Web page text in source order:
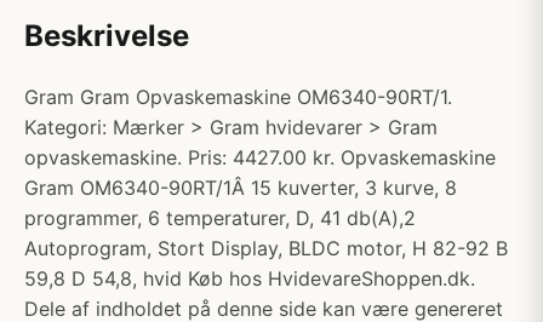
Beskrivelse
Gram Gram Opvaskemaskine OM6340-90RT/1.
Kategori: Mærker > Gram hvidevarer > Gram
opvaskemaskine. Pris: 4427.00 kr. Opvaskemaskine
Gram OM6340-90RT/1Â 15 kuverter, 3 kurve, 8
programmer, 6 temperaturer, D, 41 db(A),2
Autoprogram, Stort Display, BLDC motor, H 82-92 B
59,8 D 54,8, hvid Køb hos HvidevareShoppen.dk.
Dele af indholdet på denne side kan være genereret